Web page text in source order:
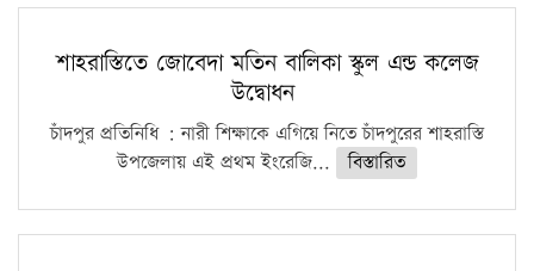
শাহরাস্তিতে জোবেদা মতিন বালিকা স্কুল এন্ড কলেজ
উদ্বোধন
চাঁদপুর প্রতিনিধি : নারী শিক্ষাকে এগিয়ে নিতে চাঁদপুরের শাহরাস্তি
উপজেলায় এই প্রথম ইংরেজি...
বিস্তারিত